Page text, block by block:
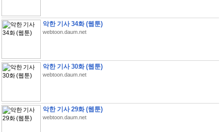
악한 기사 34화 (웹툰)
webtoon.daum.net
악한 기사 30화 (웹툰)
webtoon.daum.net
악한 기사 29화 (웹툰)
webtoon.daum.net